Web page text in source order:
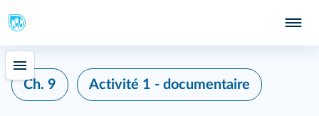
Ch. 9 Activité 1 - documentaire